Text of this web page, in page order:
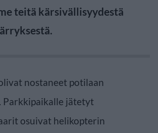
teitä kärsivällisyydestä
nostaneet potilaan
Parkkipaikalle jätetyt
osuivat helikopterin